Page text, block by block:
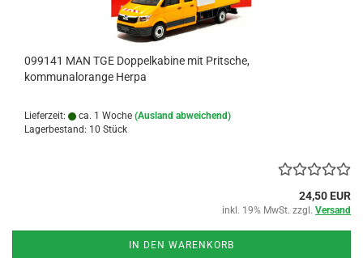
099141 MAN TGE Doppelkabine mit Pritsche,
kommunalorange Herpa
Lieferzeit: ca. 1 Woche (Ausland abweichend)
Lagerbestand: 10 Stück
24,50 EUR
inkl. 19% MwSt. zzgl. Versand
IN DEN WARENKORB